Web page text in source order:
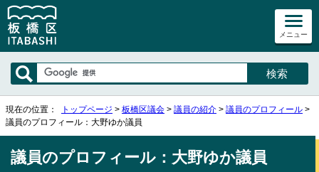
メニュー
現在の位置： トップページ > 板橋区議会 > 議員の紹介 > 議員のプロフィール >
議員のプロフィール：大野ゆか議員
議員のプロフィール：大野ゆか議員